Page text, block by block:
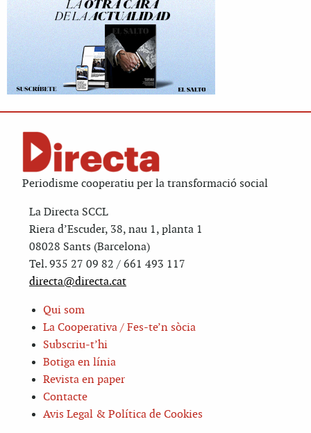
Periodisme cooperatiu per la transformació social
La Directa SCCL
Riera d’Escuder, 38, nau 1, planta 1
08028 Sants (Barcelona)
Tel. 935 27 09 82 / 661 493 117
directa@directa.cat
Qui som
La Cooperativa / Fes-te’n sòcia
Subscriu-t’hi
Botiga en línia
Revista en paper
Contacte
Avis Legal & Política de Cookies